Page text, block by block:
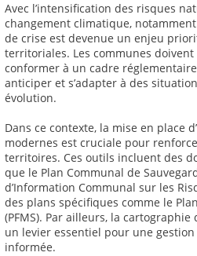
Avec l’intensification des risques
changement climatique,
de crise est devenue un enjeu
territoriales. Les communes
conformer à un cadre
anticiper et s’adapter à des
évolution.
Dans ce contexte, la mise en place
modernes est cruciale pour
territoires. Ces outils incluent des
que le Plan Communal de
d’Information Communal sur les
des plans spécifiques comme le
(PFMS). Par ailleurs, la cartographie
un levier essentiel pour une
informée.